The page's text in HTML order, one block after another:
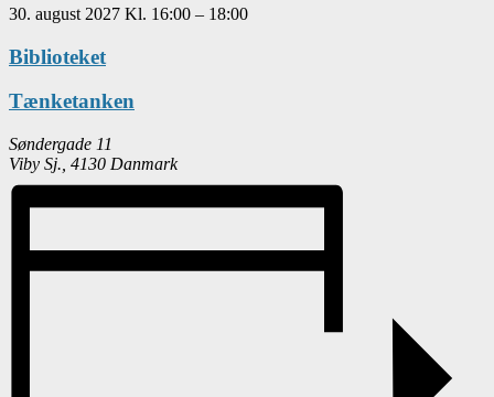
30. august 2027 Kl. 16:00 – 18:00
Biblioteket
Tænketanken
Søndergade 11
Viby Sj. 4130 Danmark